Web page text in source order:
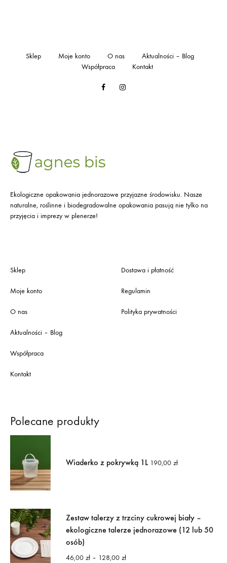
FacebookInstagram
Sklep Moje konto O nas
Aktualności – Blog
Współpraca
Kontakt
Ekologiczne opakowania jednorazowe przyjazne środowisku. Nasze
naturalne, roślinne i biodegradowalne opakowania pasują nie tylko na
przyjęcia i imprezy w plenerze!
Sklep
Moje konto
O nas
Aktualności – Blog
Współpraca
Kontakt
Dostawa i płatność
Regulamin
Polityka prywatności
Polecane produkty
Wiaderko z pokrywką 1L 190,00 zł
Zestaw talerzy z trzciny cukrowej biały –
ekologiczne talerze jednorazowe (12 lub 50
osób)
46,00 zł – 128,00 złZakres